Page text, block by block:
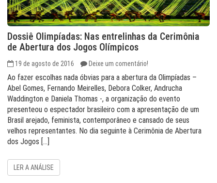
Dossiê Olimpíadas: Nas entrelinhas da Cerimônia
de Abertura dos Jogos Olímpicos
19 de agosto de 2016 Deixe um comentário!
Ao fazer escolhas nada óbvias para a abertura da Olimpíadas –
Abel Gomes, Fernando Meirelles, Debora Colker, Andrucha
Waddington e Daniela Thomas -, a organização do evento
presenteou o espectador brasileiro com a apresentação de um
Brasil arejado, feminista, contemporâneo e cansado de seus
velhos representantes. No dia seguinte à Cerimônia de Abertura
dos Jogos […]
LER A ANÁLISE